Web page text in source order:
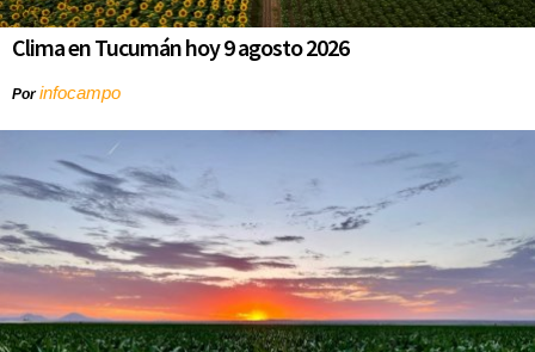
Clima en Tucumán hoy 9 agosto 2026
Porinfocampo